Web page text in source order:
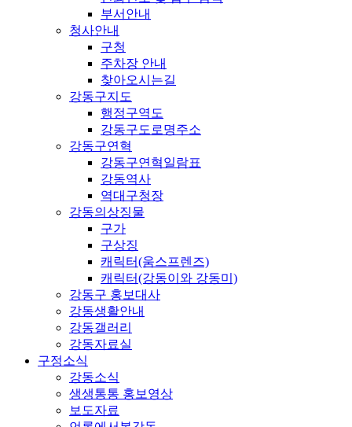
부서안내
청사안내
구청
주차장 안내
찾아오시는길
강동구지도
행정구역도
강동구도로명주소
강동구연혁
강동구연혁일람표
강동역사
역대구청장
강동의상징물
구가
구상징
캐릭터(움스프렌즈)
캐릭터(강동이와 강동미)
강동구 홍보대사
강동생활안내
강동갤러리
강동자료실
구정소식
강동소식
생생통통 홍보영상
보도자료